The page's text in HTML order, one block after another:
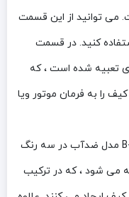
می توانید از این قسمت
کنید. در قسمت
تعبیه شده است ، که
را به فرمان موتور ویا
در حال حاضر کیف دوچرخه سواری B-SOUL مدل ضدآب در سه رنگ
می شود ، که در ترکیب